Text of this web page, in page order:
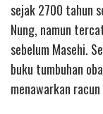
sejak 2700 tahun
Nung, namun
sebelum Masehi.
buku tumbuhan
menawarkan